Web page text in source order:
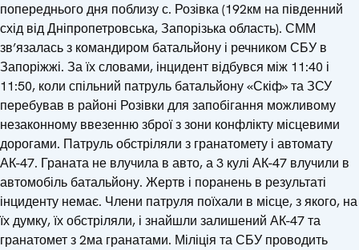
попереднього дня поблизу с. Розівка (192км на південний
схід від Дніпропетровська, Запорізька область). СММ
зв’язалась з командиром батальйону і речником СБУ в
Запоріжжі. За їх словами, інцидент відбувся між 11:40 і
11:50, коли спільний патруль батальйону «Скіф» та ЗСУ
перебував в районі Розівки для запобігання можливому
незаконному ввезенню зброї з зони конфлікту місцевими
дорогами. Патруль обстріляли з гранатомету і автомату
АК-47. Граната не влучила в авто, а 3 кулі АК-47 влучили в
автомобіль батальйону. Жертв і поранень в результаті
інциденту немає. Члени патруля поїхали в місце, з якого, на
їх думку, їх обстріляли, і знайшли залишений АК-47 та
гранатомет з 2ма гранатами. Міліція та СБУ проводить